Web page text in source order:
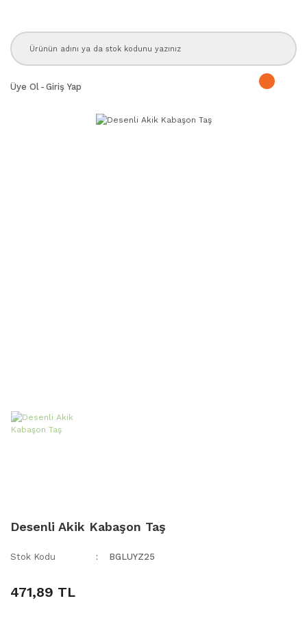
Üye Ol - Giriş Yap
Desenli Akik Kabaşon Taş
Stok Kodu BGLUYZ25
471,89 TL